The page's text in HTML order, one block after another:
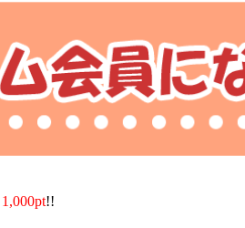
1,000pt!!